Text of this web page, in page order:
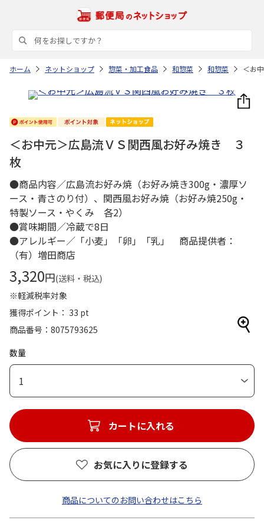
ホーム ネットショップ 惣菜・加工食品 和惣菜 和惣菜 ＜お
＜お中元＞広島流ＶＳ関西風お好み焼き ３
枚
●商品内容／広島流お好み焼（お好み焼き300g・濃厚ソ
ース・青さのり付）、関西風お好み焼（お好み焼250g・
特製ソース・やくみ 各2）
●賞味期間／冷蔵で8日
●アレルギー／「小麦」「卵」「乳」 商品提供者：
（有）増田商店
3,320円(送料・税込)
※軽減税率対象
獲得ポイント： 33 pt
商品番号
8075793625
数量
1
カートに入れる
お気に入りに登録する
商品についてのお問い合わせはこちら